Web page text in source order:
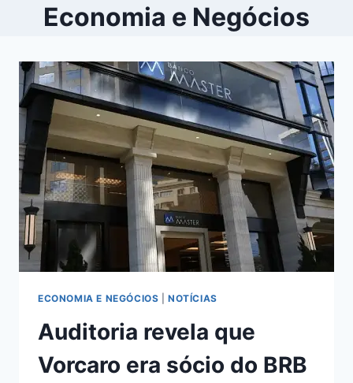
Economia e Negócios
ECONOMIA E NEGÓCIOS |NOTÍCIAS
Auditoria revela que
Vorcaro era sócio do BRB